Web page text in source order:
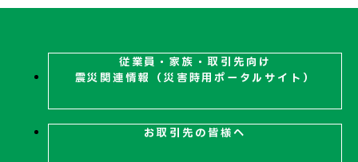
従業員・家族・取引先向け
震災関連情報（災害時用ポータルサイト）
お取引先の皆様へ